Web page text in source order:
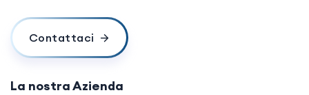
Contattaci
La nostra Azienda